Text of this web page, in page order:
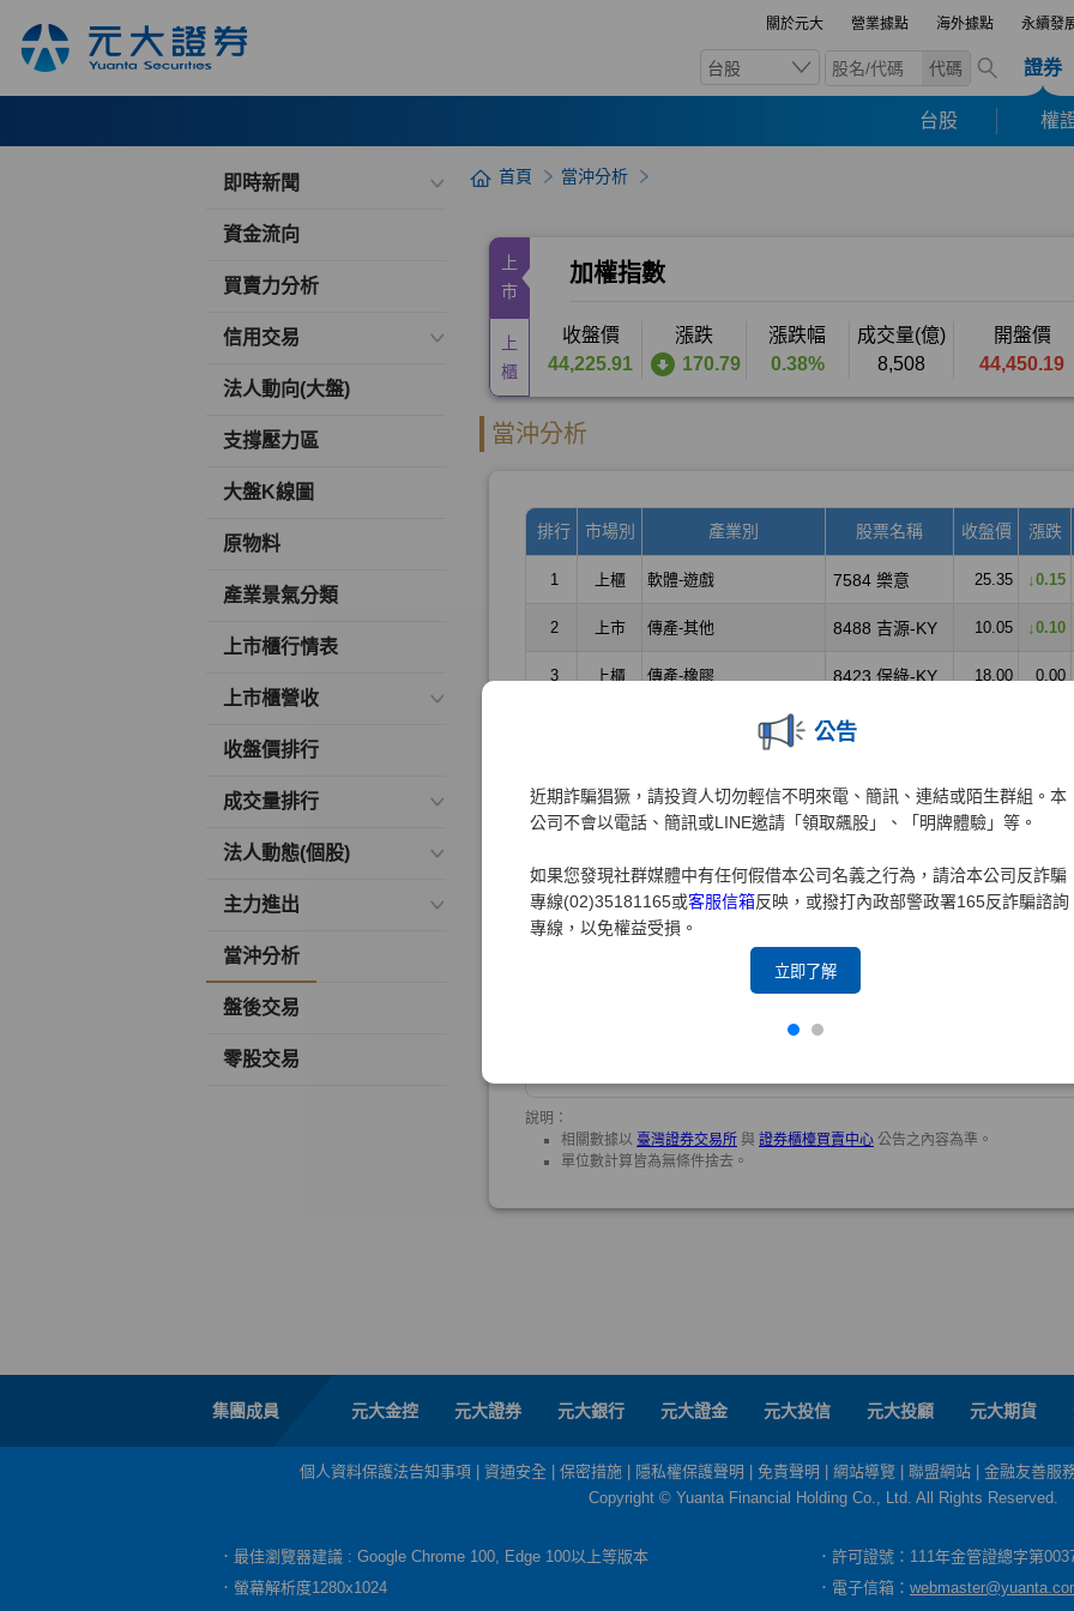
關於元大 營業據點 海外據點 永續發
台股 代碼 證券
台股 權
公告
近期詐騙猖獗，請投資人切勿輕信不明來電、簡訊、連結或陌生群組。本
公司不會以電話、簡訊或LINE邀請「領取飆股」、「明牌體驗」等。
如果您發現社群媒體中有任何假借本公司名義之行為，請洽本公司反詐騙
專線(02)35181165或客服信箱反映，或撥打內政部警政署165反詐騙諮詢
專線，以免權益受損。
立即了解
即時新聞
資金流向
買賣力分析
信用交易
法人動向(大盤)
支撐壓力區
大盤K線圖
原物料
產業景氣分類
上市櫃行情表
上市櫃營收
收盤價排行
成交量排行
法人動態(個股)
主力進出
當沖分析
盤後交易
零股交易
首頁 當沖分析
集團成員 元大金控 元大證券 元大銀行 元大證金 元大投信 元大投顧 元大期貨
個人資料保護法告知事項 資通安全 保密措施 隱私權保護聲明 免責聲明 網站導覽 聯盟網站
金融友善服
Copyright © Yuanta Financial Holding Co., Ltd. All Rights Reserved.
．最佳瀏覽器建議 : Google Chrome 100, Edge 100以上等版本
．許可證號：111年金管證總字第
．螢幕解析度1280x1024
．電子信箱：